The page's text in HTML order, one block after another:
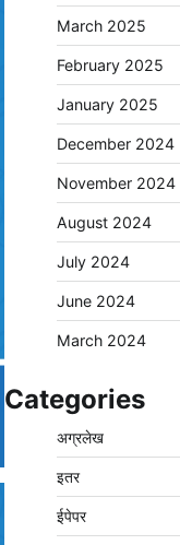
March 2025
February 2025
January 2025
December 2024
November 2024
August 2024
July 2024
June 2024
March 2024
Categories
अग्रलेख
इतर
ईपेपर